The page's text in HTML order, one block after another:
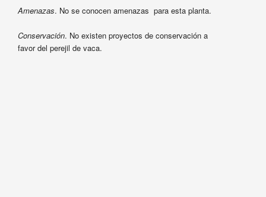
Amenazas. No se conocen amenazas para esta planta.
Conservación. No existen proyectos de conservación a
favor del perejil de vaca.